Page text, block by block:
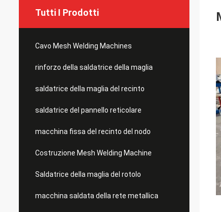
Tutti I Prodotti
Cavo Mesh Welding Machines
rinforzo della saldatrice della maglia
saldatrice della maglia del recinto
saldatrice del pannello reticolare
macchina fissa del recinto del nodo
Costruzione Mesh Welding Machine
Saldatrice della maglia del rotolo
macchina saldata della rete metallica